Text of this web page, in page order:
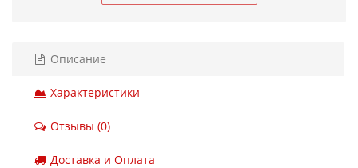
Описание
Характеристики
Отзывы (0)
Доставка и Оплата